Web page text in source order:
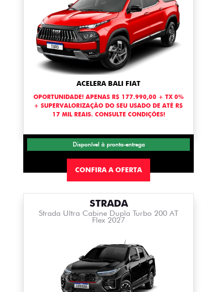
ACELERA BALI FIAT
OPORTUNIDADE! APENAS R$ 177.990,00 + TX 0%
+ SUPERVALORIZAÇÃO DO SEU USADO DE ATÉ R$
17 MIL REAIS. CONSULTE CONDIÇÕES!
Disponível à pronta-entrega
CONFIRA A OFERTA
STRADA
Strada Ultra Cabine Dupla Turbo 200 AT
Flex 2027